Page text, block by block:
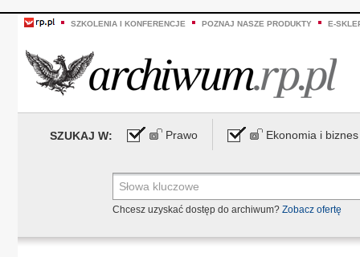
SZKOLENIA I KONFERENCJE POZNAJ NASZE PRODUKTY E-
SZUKAJ W: Prawo Ekonomia i biznes
Chcesz uzyskać dostęp do archiwum? Zobacz ofertę